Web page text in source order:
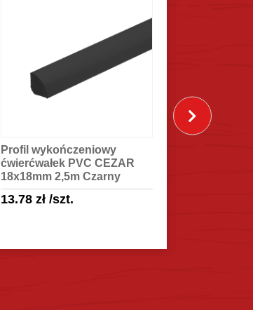
Profil wykończeniowy
ćwierćwałek PVC CEZAR
18x18mm 2,5m Czarny
13.78zł /szt.